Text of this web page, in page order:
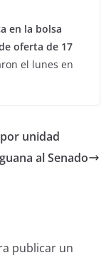
en la bolsa
oferta de 17
el lunes en
unidad
al Senado
publicar un